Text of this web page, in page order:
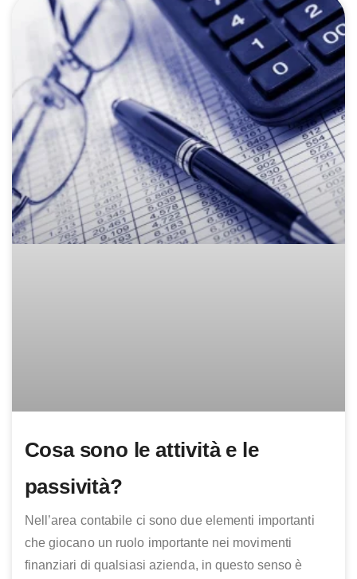
Cosa sono le attività e le
passività?
Nell’area contabile ci sono due elementi importanti
che giocano un ruolo importante nei movimenti
finanziari di qualsiasi azienda, in questo senso è